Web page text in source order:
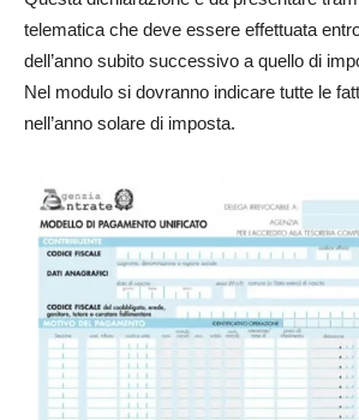
telematica che deve essere effettuata
dell’anno subito successivo a quello di
Nel modulo si dovranno indicare tutte le
nell’anno solare di imposta.